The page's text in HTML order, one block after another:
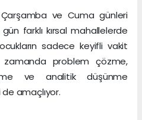
ve Cuma günleri
farklı kırsal mahallelerde
sadece keyifli vakit
zamanda problem çözme,
ve analitik düşünme
amaçlıyor.